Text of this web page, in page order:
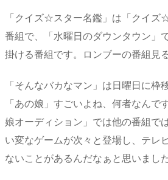
「クイズ☆スター名鑑」は「クイズ
番組で、「水曜日のダウンタウン」
掛ける番組です。ロンブーの番組見
「そんなバカなマン」は日曜日に枠
「あの娘」すごいよね、何者なんで
娘オーディション」では他の番組で
い変なゲームが次々と登場し、テレ
ないことがあるんだなぁと思いまし